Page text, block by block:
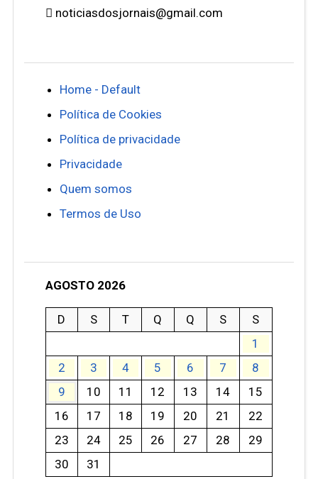
noticiasdosjornais@gmail.com
Home - Default
Política de Cookies
Política de privacidade
Privacidade
Quem somos
Termos de Uso
AGOSTO 2026
D S T Q Q S
S
1
2
3 4 5 6 7
8
9
10 11 12 13 14
15
16
17 18 19 20 21
22
23
24 25 26 27 28
29
30
31